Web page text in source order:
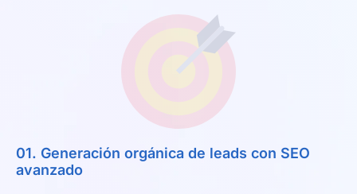
01. Generación orgánica de leads con SEO
avanzado